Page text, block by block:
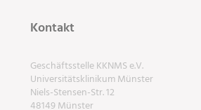
Kontakt
Geschäftsstelle KKNMS e.V.
Universitätsklinikum Münster
Niels-Stensen-Str. 12
48149 Münster